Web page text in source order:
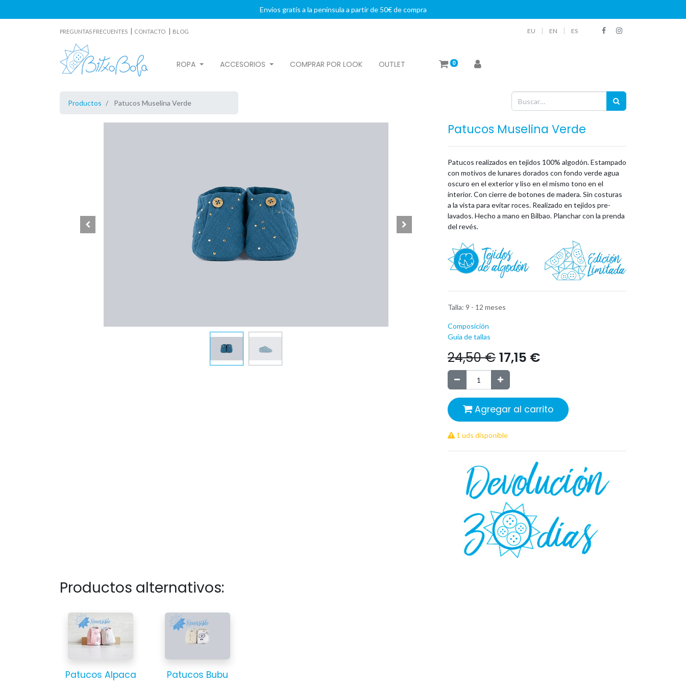
Envíos gratis a la península a partir de 50€ de compra
PREGUNTAS FRECUENTES | CONTACTO | BLOG EU EN ES
ROPA ACCESORIOS COMPRAR POR LOOK OUTLET 0
Productos Patucos Muselina Verde
Patucos Muselina Verde
Patucos realizados en tejidos 100% algodón. Estampado
con motivos de lunares dorados con fondo verde agua
oscuro en el exterior y liso en el mismo tono en el
interior. Con cierre de botones de madera. Sin costuras
a la vista para evitar roces. Realizado en tejidos pre-
lavados. Hecho a mano en Bilbao. Planchar con la prenda
del revés.
Talla: 9 - 12 meses
Composición
Guía de tallas
24,50€ 17,15 €
Agregar al carrito
1 uds disponible
Productos alternativos:
Patucos Alpaca Patucos Bubu